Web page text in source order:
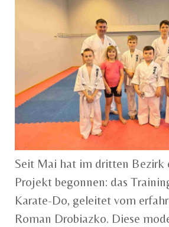
Seit Mai hat im dritten Bezirk
Projekt begonnen: das
Karate-Do, geleitet vom
Roman Drobiazko. Diese